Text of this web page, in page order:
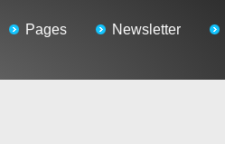
Pages Newsletter